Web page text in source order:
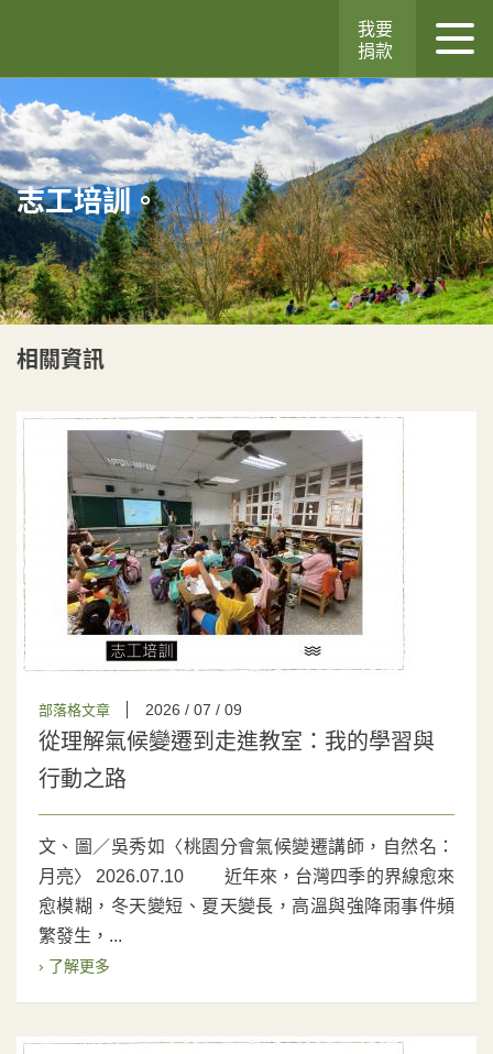
我要
捐款
志工培訓。
相關資訊
部落格文章 2026 / 07 / 09
從理解氣候變遷到走進教室：我的學習與
行動之路
文、圖／吳秀如〈桃園分會氣候變遷講師，自然名：
月亮〉 2026.07.10 近年來，台灣四季的界線愈來
愈模糊，冬天變短、夏天變長，高溫與強降雨事件頻
繁發生，...
› 了解更多